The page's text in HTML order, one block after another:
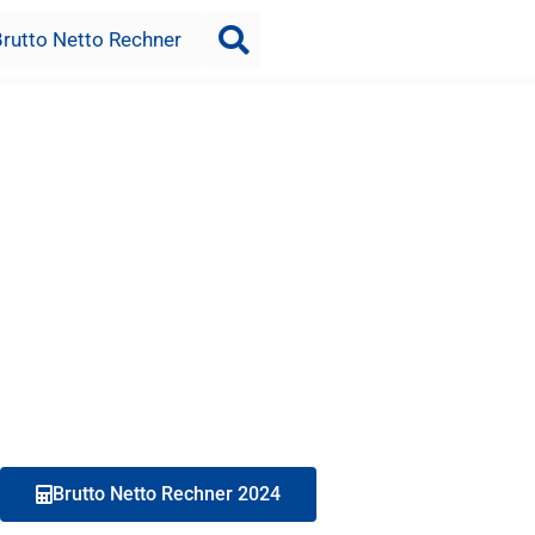
Netto Rechner
Brutto Netto Rechner 2024